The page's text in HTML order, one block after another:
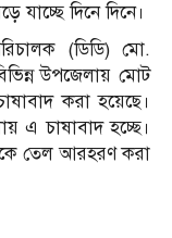
যাচ্ছে দিনে দিনে।
(ডিডি) মো.
উপজেলায় মোট
করা হয়েছে।
এ চাষাবাদ হচ্ছে।
তেল আরহরণ করা